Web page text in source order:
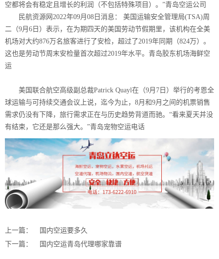
空都将会有稳定且增长的利润（不包括特殊项目）。”青岛空运公司
民航资源网2022年09月08日消息： 美国运输安全管理局(TSA)周
二（9月6日）表示，在为期四天的美国劳动节假期里，该机构在全美
机场对大约876万名旅客进行了安检，超过了2019年同期（824万）。
这也是劳动节周末安检量首次超过2019年水平。青岛胶东机场海鲜空
运
美国联合航空高级副总裁Patrick Quayl在（9月7日）举行的考恩全
球运输与可持续交通会议上说，迄今为止，8月和9月之间的机票销售
需求仍没有下降，旅行需求正在与历史趋势背道而驰。“看来夏天并没
有结束，它还是那么强大。”青岛宠物空运电话
上一篇：
国内空运要多久
下一篇：
国内空运青岛代理哪家靠谱